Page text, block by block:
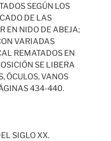
SEGÚN LOS
DE LAS
EN NIDO DE ABEJA;
VARIADAS
REMATADOS EN
SE LIBERA
ÓCULOS, VANOS
434-440.
SIGLO XX.